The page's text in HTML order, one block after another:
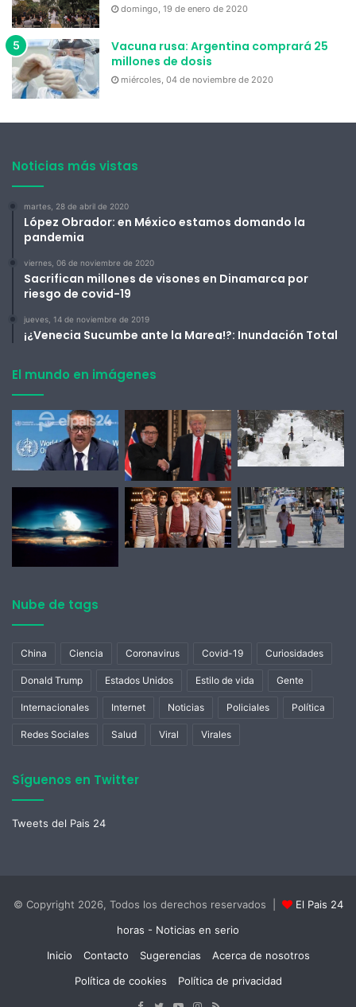
domingo, 19 de enero de 2020
Vacuna rusa: Argentina comprará 25
millones de dosis
miércoles, 04 de noviembre de 2020
Noticias más vistas
martes, 28 de abril de 2020
López Obrador: en México estamos domando la
pandemia
viernes, 06 de noviembre de 2020
Sacrifican millones de visones en Dinamarca por
riesgo de covid-19
jueves, 14 de noviembre de 2019
¡¿Venecia Sucumbe ante la Marea!?: Inundación Total
El mundo en imágenes
Nube de tags
China Ciencia Coronavirus Covid-19 Curiosidades
Donald Trump Estados Unidos Estilo de vida Gente
Internacionales Internet Noticias Policiales Política
Redes Sociales Salud Viral Virales
Síguenos en Twitter
Tweets del Pais 24
© Copyright 2026, Todos los derechos reservados |
El Pais 24
horas - Noticias en serio
Inicio
Contacto Sugerencias
Acerca de nosotros
Política de cookies
Política de privacidad